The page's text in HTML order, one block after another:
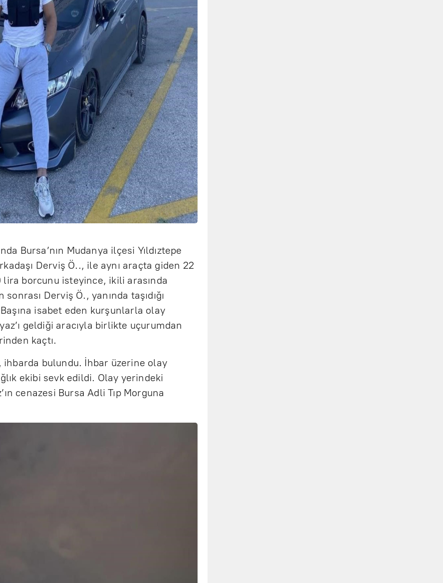
Bursa’nın Mudanya ilçesi Yıldıztepe
Derviş Ö.., ile aynı araçta giden 22
lira borcunu isteyince, ikili arasında
Derviş Ö., yanında taşıdığı
isabet eden kurşunlarla olay
geldiği aracıyla birlikte uçurumdan
kaçtı.
ihbarda bulundu. İhbar üzerine olay
ekibi sevk edildi. Olay yerindeki
cenazesi Bursa Adli Tıp Morguna